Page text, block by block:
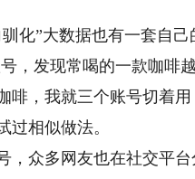
”大数据也有一套自己
，发现常喝的一款咖啡
啡，我就三个账号切着
过相似做法。
众多网友也在社交平台